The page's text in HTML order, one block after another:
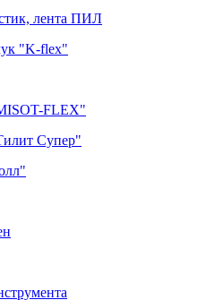
лента ПИЛ
"K-flex"
FLEX"
Супер"